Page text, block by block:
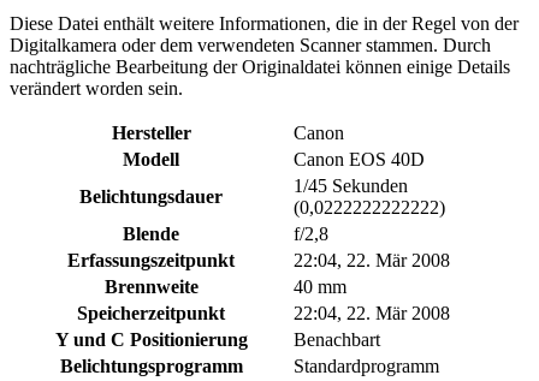
Diese Datei enthält weitere Informationen, die in der Regel von der
Digitalkamera oder dem verwendeten Scanner stammen. Durch
nachträgliche Bearbeitung der Originaldatei können einige Details
verändert worden sein.
Hersteller
Canon
Modell
Canon EOS 40D
Belichtungsdauer
1/45 Sekunden
(0,0222222222222)
Blende
f/2,8
Erfassungszeitpunkt
22:04, 22. Mär 2008
Brennweite
40 mm
Speicherzeitpunkt
22:04, 22. Mär 2008
Y und C Positionierung
Benachbart
Belichtungsprogramm
Standardprogramm